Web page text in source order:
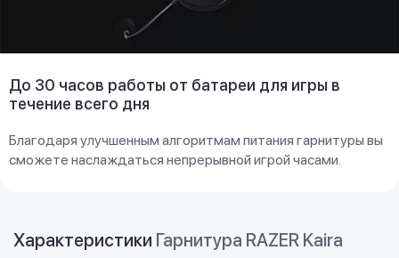
До 30 часов работы от батареи для игры в
течение всего дня
Благодаря улучшенным алгоритмам питания гарнитуры вы
сможете наслаждаться непрерывной игрой часами.
Характеристики Гарнитура RAZER Kaira